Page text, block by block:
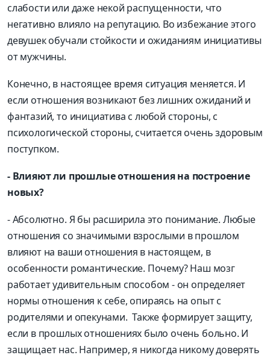
слабости или даже некой распущенности, что
негативно влияло на репутацию. Во избежание этого
девушек обучали стойкости и ожиданиям инициативы
от мужчины.
Конечно, в настоящее время ситуация меняется. И
если отношения возникают без лишних ожиданий и
фантазий, то инициатива с любой стороны, с
психологической стороны, считается очень здоровым
поступком.
- Влияют ли прошлые отношения на построение
новых?
- Абсолютно. Я бы расширила это понимание. Любые
отношения со значимыми взрослыми в прошлом
влияют на ваши отношения в настоящем, в
особенности романтические. Почему? Наш мозг
работает удивительным способом - он определяет
нормы отношения к себе, опираясь на опыт с
родителями и опекунами. Также формирует защиту,
если в прошлых отношениях было очень больно. И
защищает нас. Например, я никогда никому доверять